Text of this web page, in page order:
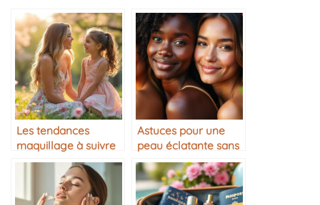
Les tendances
maquillage à suivre
cette année
Astuces pour une
peau éclatante sans
maquillage